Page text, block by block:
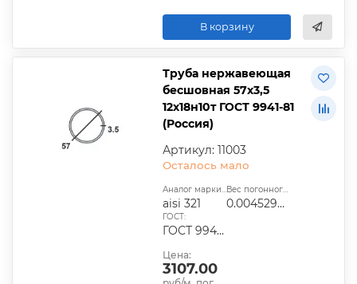
В корзину
Труба нержавеющая
бесшовная 57х3,5
12х18н10т ГОСТ 9941-81
(Россия)
Артикул: 11003
Осталось мало
Аналог марки стали:
aisi 321
Вес погонного метра, т.:
0.0045295775
ГОСТ:
ГОСТ 9940-81, ГОСТ 9941-81, ГОСТ 24030-80, ГОСТ 10498-82
Цена:
3107.00